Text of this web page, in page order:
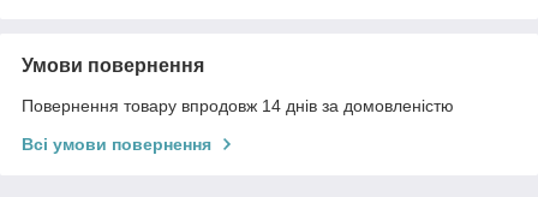
Умови повернення
Повернення товару впродовж 14 днів за домовленістю
Всі умови повернення